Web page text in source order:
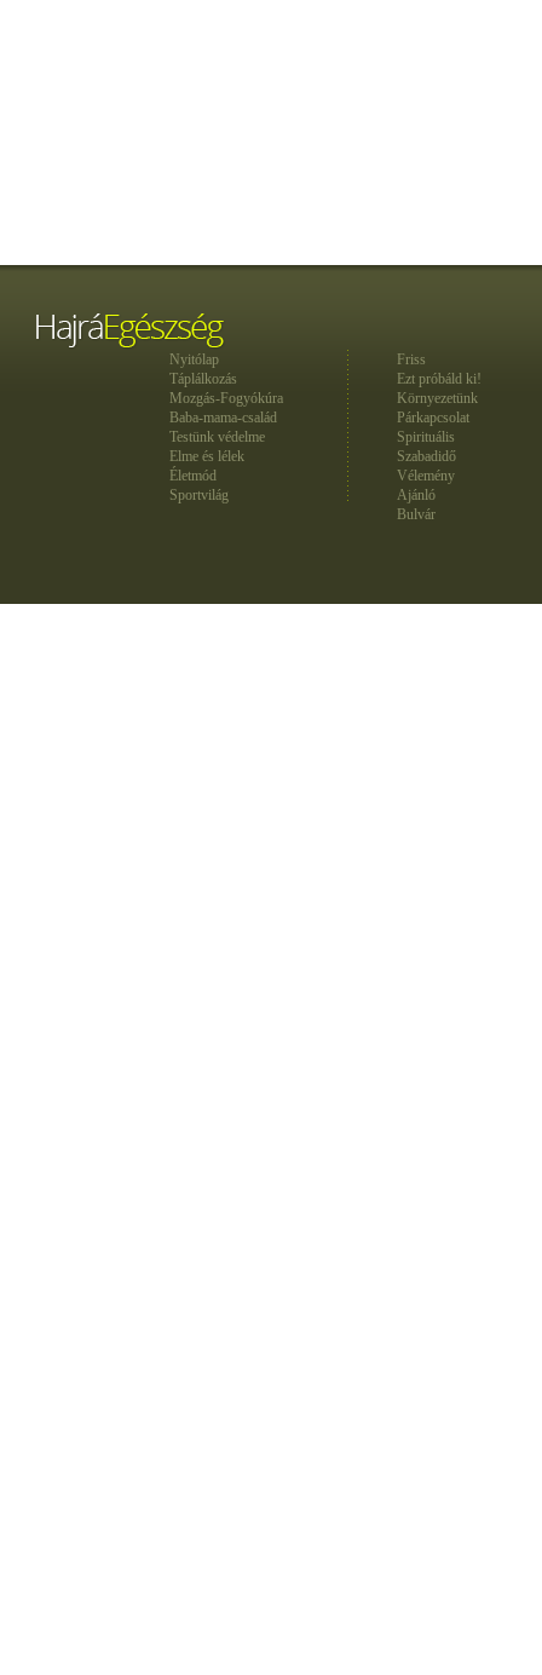
Nyitólap
Táplálkozás
Mozgás-Fogyókúra
Baba-mama-család
Testünk védelme
Elme és lélek
Életmód
Sportvilág
Friss
Ezt próbáld ki!
Környezetünk
Párkapcsolat
Spirituális
Szabadidő
Vélemény
Ajánló
Bulvár